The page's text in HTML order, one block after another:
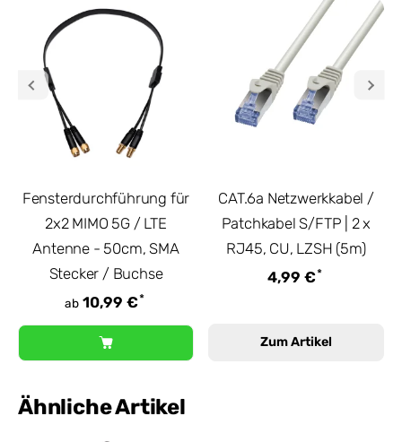
Fensterdurchführung für
2x2 MIMO 5G / LTE
Antenne - 50cm, SMA
Stecker / Buchse
ab 10,99 €*
CAT.6a Netzwerkkabel /
Patchkabel S/FTP | 2 x
RJ45, CU, LZSH (5m)
4,99 €*
Zum Artikel
Ähnliche Artikel